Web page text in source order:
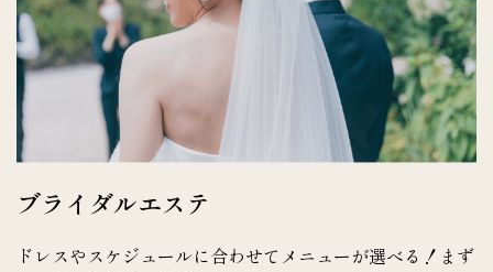
ブライダルエステ
ドレスやスケジュールに合わせてメニューが選べる！まず